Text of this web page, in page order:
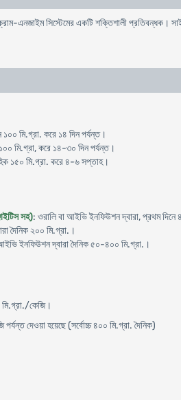
এনজাইম সিস্টেমের একটি শক্তিশালী
মি.গ্রা. করে ১৪ দিন পর্যন্ত।
মি.গ্রা, করে ১৪-৩০ দিন পর্যন্ত।
১৫০ মি.গ্রা. করে ৪-৬ সপ্তাহ।
সহ): ওরালি বা আইভি ইনফিউশন দ্বারা, প্রথম
দৈনিক ২০০ মি.গ্রা.।
ইনফিউশন দ্বারা দৈনিক ৫০-৪০০ মি.গ্রা.।
কেজি।
দেওয়া হয়েছে (সর্বোচ্চ ৪০০ মি.গ্রা. দৈনিক)